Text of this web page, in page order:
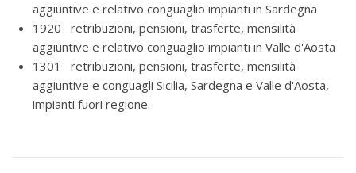
aggiuntive e relativo conguaglio impianti in Sardegna
1920 retribuzioni, pensioni, trasferte, mensilità
aggiuntive e relativo conguaglio impianti in Valle d'Aosta
1301 retribuzioni, pensioni, trasferte, mensilità
aggiuntive e conguagli Sicilia, Sardegna e Valle d'Aosta,
impianti fuori regione.